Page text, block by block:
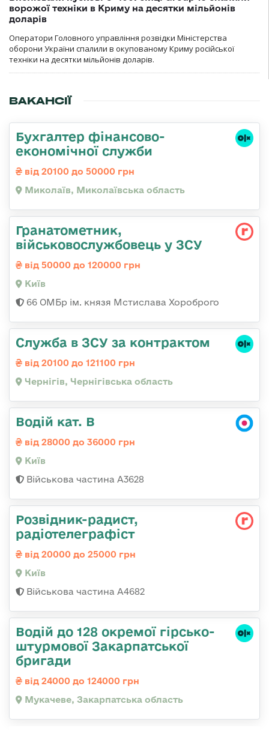
ворожої техніки в Криму на десятки мільйонів
доларів
Оператори Головного управління розвідки Міністерства
оборони України спалили в окупованому Криму російської
техніки на десятки мільйонів доларів.
ВАКАНСІЇ
Бухгалтер фінансово-
економічної служби
від 20100 до 50000 грн
Миколаїв, Миколаївська область
Гранатометник,
військовослужбовець у ЗСУ
від 50000 до 120000 грн
Київ
66 ОМБр ім. князя Мстислава Хороброго
Служба в ЗСУ за контрактом
від 20100 до 121100 грн
Чернігів, Чернігівська область
Водій кат. В
від 28000 до 36000 грн
Київ
Військова частина А3628
Розвідник-радист,
радіотелеграфіст
від 20000 до 25000 грн
Київ
Військова частина А4682
Водій до 128 окремої гірсько-
штурмової Закарпатської
бригади
від 24000 до 124000 грн
Мукачеве, Закарпатська область